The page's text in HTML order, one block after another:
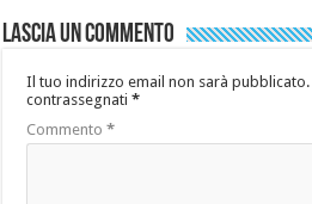
Lascia un commento
Il tuo indirizzo email non sarà pubblicato.
contrassegnati*
Commento*